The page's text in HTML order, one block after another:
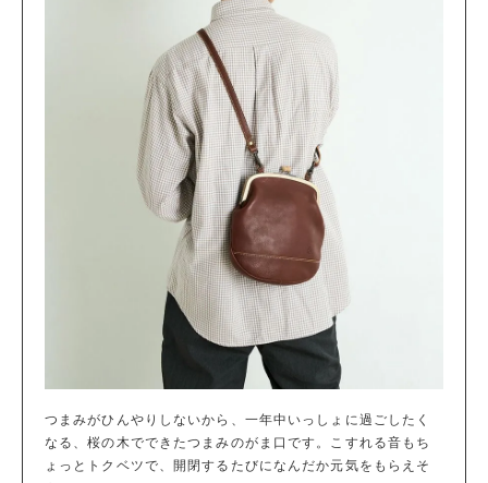
つまみがひんやりしないから、一年中いっしょに過ごしたく
なる、桜の木でできたつまみのがま口です。こすれる音もち
ょっとトクベツで、開閉するたびになんだか元気をもらえそ